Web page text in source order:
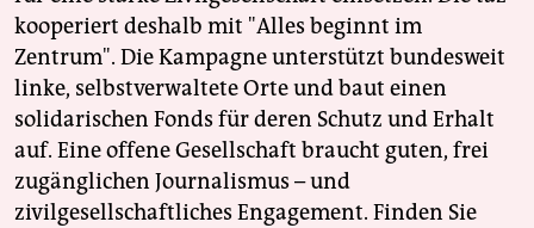
kooperiert deshalb mit "Alles beginnt im
Zentrum". Die Kampagne unterstützt bundesweit
linke, selbstverwaltete Orte und baut einen
solidarischen Fonds für deren Schutz und Erhalt
auf. Eine offene Gesellschaft braucht guten, frei
zugänglichen Journalismus – und
zivilgesellschaftliches Engagement. Finden Sie